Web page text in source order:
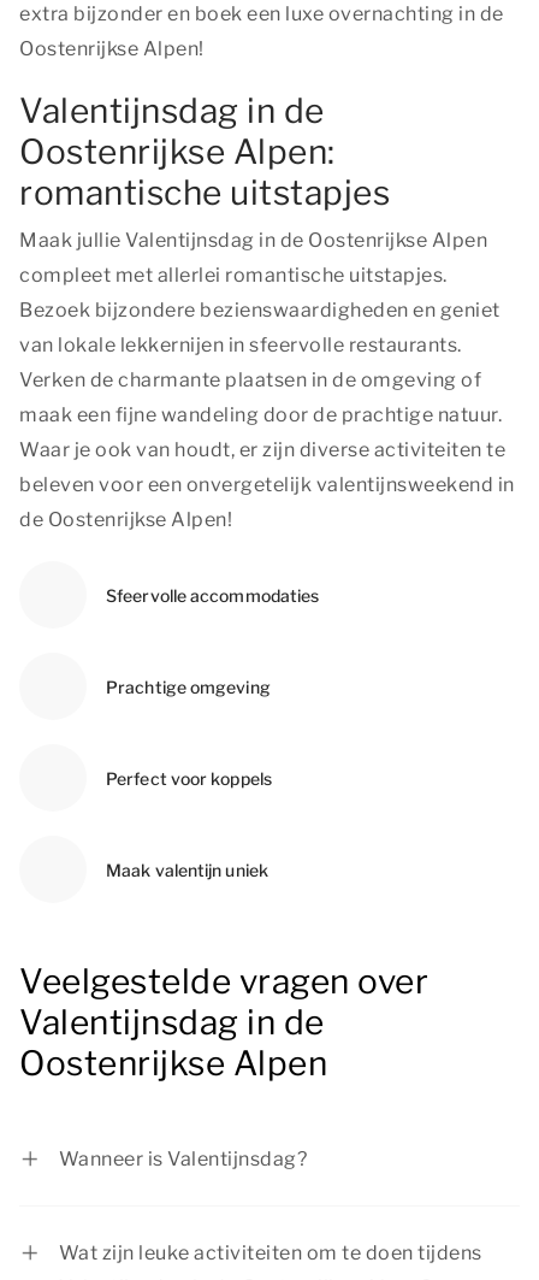
extra bijzonder en boek een luxe overnachting in de
Oostenrijkse Alpen!
Valentijnsdag in de
Oostenrijkse Alpen:
romantische uitstapjes
Maak jullie Valentijnsdag in de Oostenrijkse Alpen
compleet met allerlei romantische uitstapjes.
Bezoek bijzondere bezienswaardigheden en geniet
van lokale lekkernijen in sfeervolle restaurants.
Verken de charmante plaatsen in de omgeving of
maak een fijne wandeling door de prachtige natuur.
Waar je ook van houdt, er zijn diverse activiteiten te
beleven voor een onvergetelijk valentijnsweekend in
de Oostenrijkse Alpen!
Sfeervolle accommodaties
Prachtige omgeving
Perfect voor koppels
Maak valentijn uniek
Veelgestelde vragen over
Valentijnsdag in de
Oostenrijkse Alpen
Wanneer is Valentijnsdag?
Wat zijn leuke activiteiten om te doen tijdens